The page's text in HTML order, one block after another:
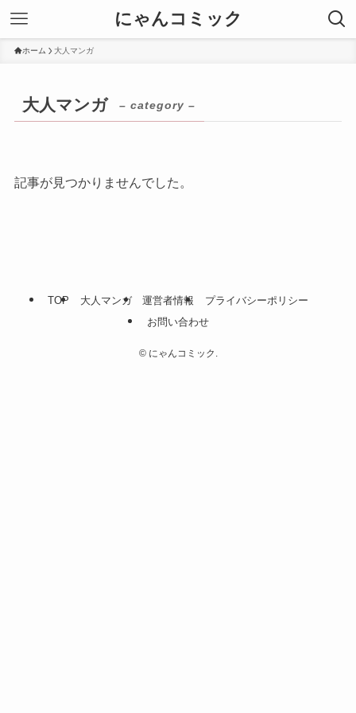
にゃんコミック
ホーム 大人マンガ
大人マンガ – category –
記事が見つかりませんでした。
TOP 大人マンガ 運営者情報
プライバシーポリシー
お問い合わせ
©にゃんコミック.